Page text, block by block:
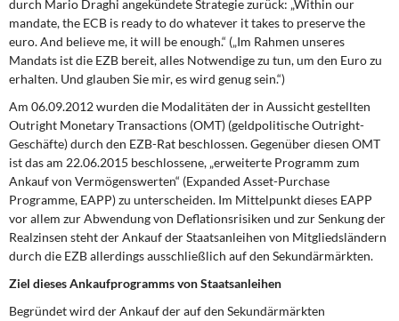
durch Mario Draghi angekündete Strategie zurück: „Within our
mandate, the ECB is ready to do whatever it takes to preserve the
euro. And believe me, it will be enough.“ („Im Rahmen unseres
Mandats ist die EZB bereit, alles Notwendige zu tun, um den Euro zu
erhalten. Und glauben Sie mir, es wird genug sein.“)
Am 06.09.2012 wurden die Modalitäten der in Aussicht gestellten
Outright Monetary Transactions (OMT) (geldpolitische Outright-
Geschäfte) durch den EZB-Rat beschlossen. Gegenüber diesen OMT
ist das am 22.06.2015 beschlossene, „erweiterte Programm zum
Ankauf von Vermögenswerten“ (Expanded Asset-Purchase
Programme, EAPP) zu unterscheiden. Im Mittelpunkt dieses EAPP
vor allem zur Abwendung von Deflationsrisiken und zur Senkung der
Realzinsen steht der Ankauf der Staatsanleihen von Mitgliedsländern
durch die EZB allerdings ausschließlich auf den Sekundärmärkten.
Ziel dieses Ankaufprogramms von Staatsanleihen
Begründet wird der Ankauf der auf den Sekundärmärkten